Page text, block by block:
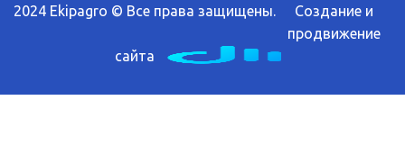
2024 Ekipagro © Все права защищены.
Создание и
продвижение
сайта